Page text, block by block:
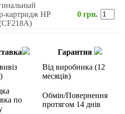
картридж HP
0 грн.
Гарантия
Від виробника (12
месяців)
по
Обмін/Повернення
протягом 14 днів